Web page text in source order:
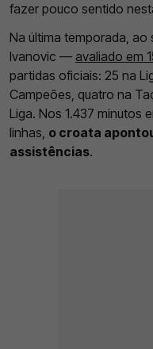
fazer pouco sentido
Na última temporada, ao
Ivanovic — avaliado em
partidas oficiais: 25 na
Campeões, quatro na
Liga. Nos 1.437 minutos
linhas, o croata
assistências.